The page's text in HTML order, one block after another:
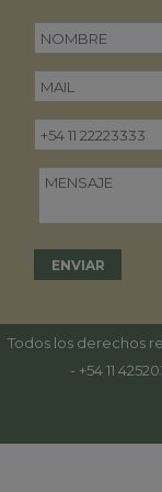
Todos los derechos
- +54 11